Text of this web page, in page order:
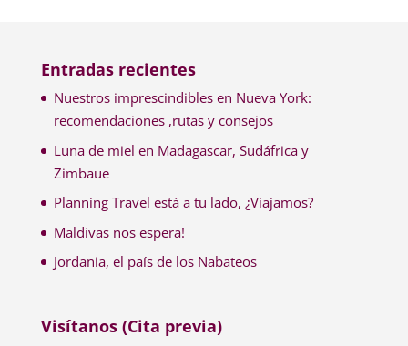
Entradas recientes
Nuestros imprescindibles en Nueva York:
recomendaciones ,rutas y consejos
Luna de miel en Madagascar, Sudáfrica y
Zimbaue
Planning Travel está a tu lado, ¿Viajamos?
Maldivas nos espera!
Jordania, el país de los Nabateos
Visítanos (Cita previa)